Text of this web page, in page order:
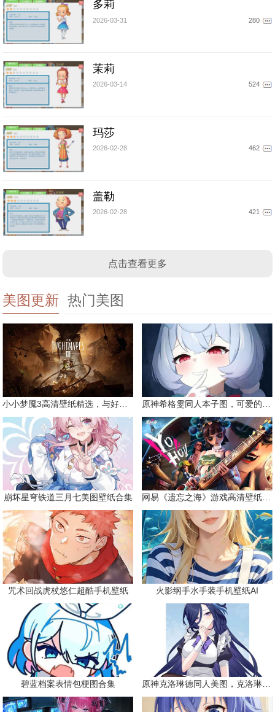
多莉
2026-03-31 280
茉莉
2026-03-14 524
玛莎
2026-02-28 462
盖勒
2026-02-28 421
点击查看更多
美图更新 热门美图
崩坏星穹铁道三月七美图壁纸合集 网易《遗忘之海》游戏高清壁纸精选
咒术回战虎杖悠仁超酷手机壁纸 火影纲手水手装手机壁纸AI
碧蓝档案表情包梗图合集